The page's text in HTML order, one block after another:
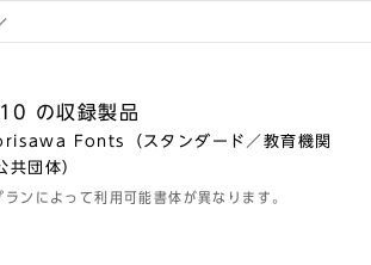
の収録製品
Fonts（スタンダード／教育機関
共団体）
ンによって利用可能書体が異なります。